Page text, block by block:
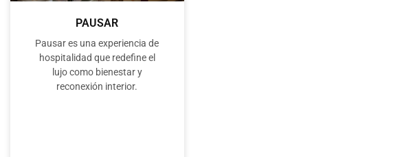
PAUSAR
Pausar es una experiencia de
hospitalidad que redefine el
lujo como bienestar y
reconexión interior.